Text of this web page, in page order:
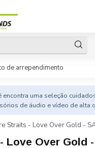
de arrependimento
encontra uma seleção
de áudio e vídeo de alta
Straits - Love Over Gold -
Love Over Gold -